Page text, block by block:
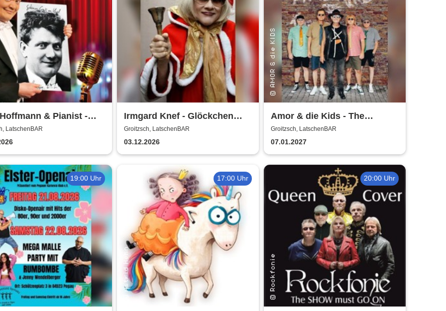
& Pianist -
Sie´n Alten! | Ein Otto
Abend
LatschenBAR
Irmgard Knef - Glöckchen
hier - Glöckchen da |
LatschenBAR
Groitzsch, LatschenBAR
03.12.2026
Amor & die Kids - The
Bockwurst returns !
Groitzsch, LatschenBAR
07.01.2027
19:00 Uhr 17:00 Uhr 20:00 Uhr